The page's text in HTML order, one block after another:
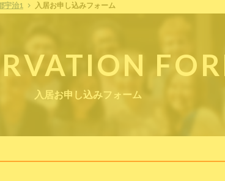
宇治1 入居お申し込みフォーム
入居お申し込みフォーム